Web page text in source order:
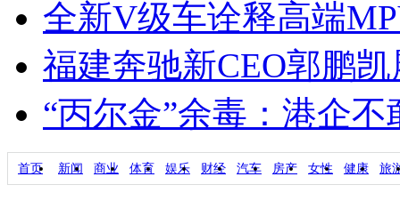
全新V级车诠释高端
福建奔驰新CEO郭鹏
“丙尔金”余毒：港企
首页 新闻 商业 体育 娱乐 财经 汽车 房产 女性 健康 旅